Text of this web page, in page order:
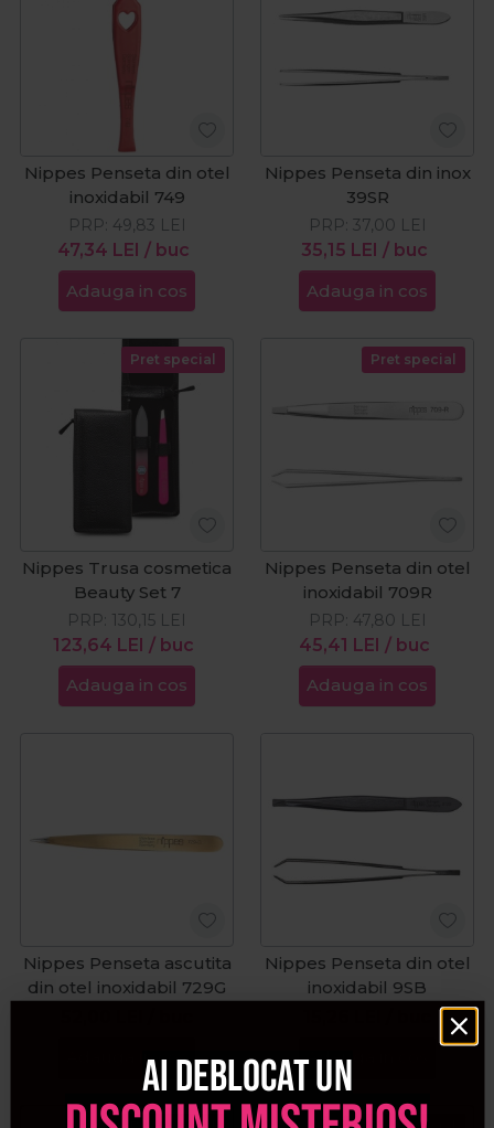
Nippes Penseta din otel
inoxidabil 749
47,34 LEI / buc
PRP: 49,83 LEI
Adauga in cos
Nippes Penseta din inox
39SR
35,15 LEI / buc
PRP: 37,00 LEI
Adauga in cos
Pret special
Nippes Trusa cosmetica
Beauty Set 7
123,64 LEI / buc
PRP: 130,15 LEI
Adauga in cos
Pret special
Nippes Penseta din otel
inoxidabil 709R
45,41 LEI / buc
PRP: 47,80 LEI
Adauga in cos
Nippes Penseta ascutita
din otel inoxidabil 729G
Adauga in cos
Nippes Penseta din otel
inoxidabil 9SB
Adauga in cos
Ai deblocat un